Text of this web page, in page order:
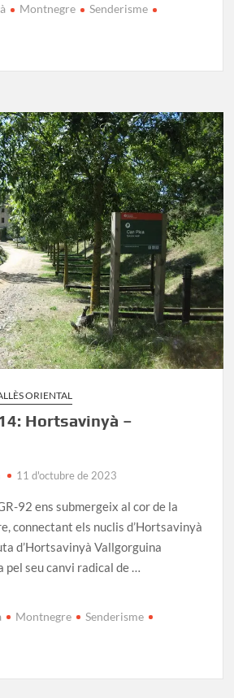
Montnegre
Senderisme
ORIENTAL
Hortsavinyà –
11 d'octubre de 2023
92 ens submergeix al cor de la
connectant els nuclis d’Hortsavinyà
d’Hortsavinyà Vallgorguina
seu canvi radical de …
Montnegre
Senderisme